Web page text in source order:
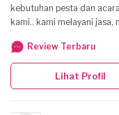
kebutuhan pesta dan
kami.. kami melayani jasa, mulai dari : - Dekorasi : lamaran, akad nikah,
event - Corporate
Catering and entertaiment. dengan harga yang cukup terjangkau dan
bisa disesuaikan dengan
Review Terbaru
Lihat Profil